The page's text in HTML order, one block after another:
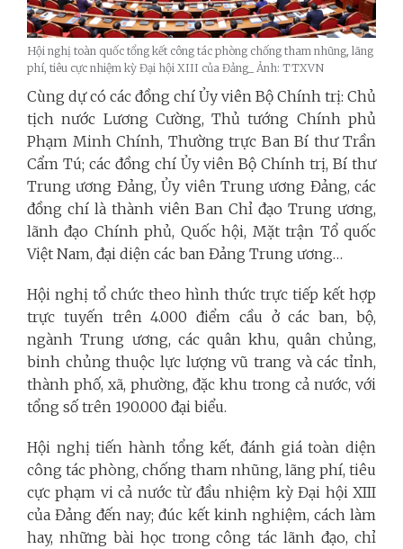
Hội nghị toàn quốc tổng kết công tác phòng chống tham nhũng, lãng
phí, tiêu cực nhiệm kỳ Đại hội XIII của Đảng_ Ảnh: TTXVN
Cùng dự có các đồng chí Ủy viên Bộ Chính trị: Chủ
tịch nước Lương Cường, Thủ tướng Chính phủ
Phạm Minh Chính, Thường trực Ban Bí thư Trần
Cẩm Tú; các đồng chí Ủy viên Bộ Chính trị, Bí thư
Trung ương Đảng, Ủy viên Trung ương Đảng, các
đồng chí là thành viên Ban Chỉ đạo Trung ương,
lãnh đạo Chính phủ, Quốc hội, Mặt trận Tổ quốc
Việt Nam, đại diện các ban Đảng Trung ương…
Hội nghị tổ chức theo hình thức trực tiếp kết hợp
trực tuyến trên 4.000 điểm cầu ở các ban, bộ,
ngành Trung ương, các quân khu, quân chủng,
binh chủng thuộc lực lượng vũ trang và các tỉnh,
thành phố, xã, phường, đặc khu trong cả nước, với
tổng số trên 190.000 đại biểu.
Hội nghị tiến hành tổng kết, đánh giá toàn diện
công tác phòng, chống tham nhũng, lãng phí, tiêu
cực phạm vi cả nước từ đầu nhiệm kỳ Đại hội XIII
của Đảng đến nay; đúc kết kinh nghiệm, cách làm
hay, những bài học trong công tác lãnh đạo, chỉ